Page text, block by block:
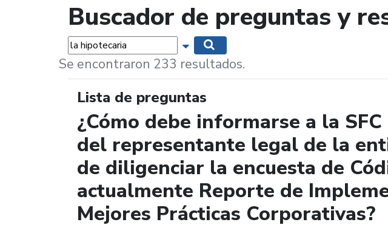
Buscador de preguntas y
Palabras... Mostrar opciones de búsqueda
Se encontraron 233 resultados.
Lista de preguntas
¿Cómo debe informarse a la
del representante legal de la
de diligenciar la encuesta de
actualmente Reporte de
Mejores Prácticas Corporativas?